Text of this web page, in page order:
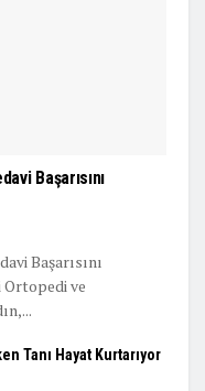
Başarısını
Başarısını
Ortopedi ve
Tanı Hayat Kurtarıyor